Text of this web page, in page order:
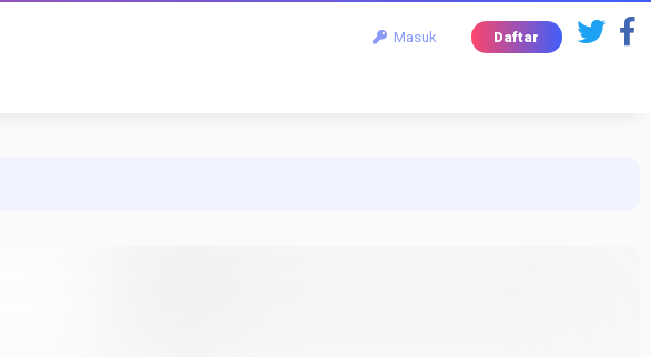
Masuk Daftar